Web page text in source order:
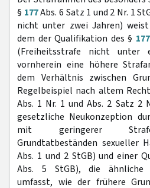
§ 177Abs. 6 Satz 1 und 2 Nr. 1
nicht unter zwei Jahren)
dem der Qualifikation des § 177
(Freiheitsstrafe nicht unter
vornherein eine höhere
dem Verhältnis zwischen
Regelbeispiel nach altem
Abs. 1 Nr. 1 und Abs. 2 Satz 2
gesetzliche Neukonzeption
mit geringerer
Grundtatbeständen sexueller
Abs. 1 und 2 StGB) und einer
Abs. 5 StGB), die ähnliche
umfasst, wie der frühere